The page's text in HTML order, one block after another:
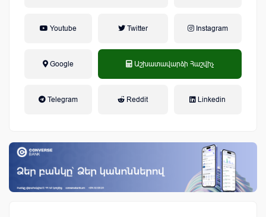
Youtube Twitter Instagram
Google Աշխատավարձի Հաշվիչ
Telegram Reddit Linkedin